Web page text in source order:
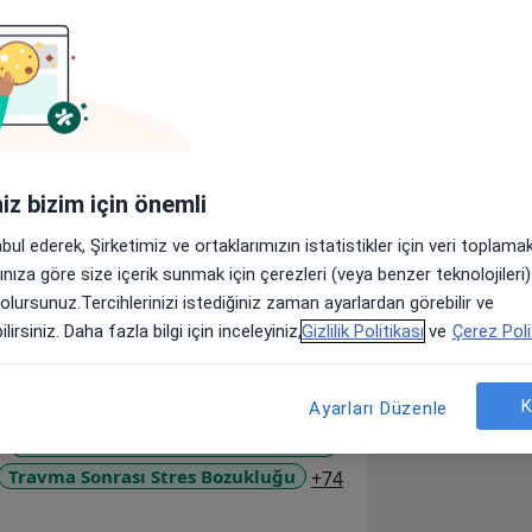
Sigortalar Görüşler (102)
onur derecesi ile mezun
Kongresi’nde “Üniversite
Tutumlarına Etki Eden Faktörlerin
ve “Mersin Üniversitesi
Üstündeki Etkisinin Deneysel
Önleyici Çalışmalar Kapsamında
deneysel bir araştırma yapmıştır.
Travma Sonrası Stres Bozukluğu +74
bizim için önemli
ederek, Şirketimiz ve ortaklarımızın istatistikler için veri
göre size içerik sunmak için çerezleri (veya benzer
istediğiniz zaman ayarlardan görebilir ve
Daha fazla bilgi için inceleyiniz,Gizlilik Politikası ve Çerez
Ayarları Düzenle